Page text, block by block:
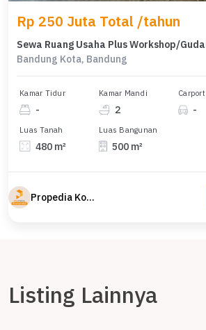
Rp 250 Juta Total /tahun
Bandung Kota, Bandung
Kamar Tidur
-
Kamar Mandi
2
Carport
-
Luas Tanah
480 m²
Luas Bangunan
500 m²
Propedia Komersial
Listing Lainnya